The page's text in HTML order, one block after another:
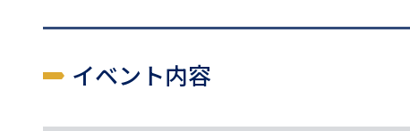
イベント内容